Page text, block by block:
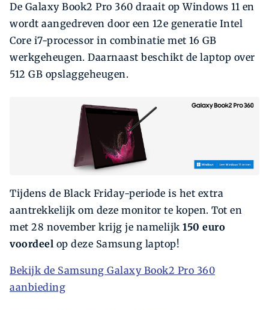
De Galaxy Book2 Pro 360 draait op Windows 11 en
wordt aangedreven door een 12e generatie Intel
Core i7-processor in combinatie met 16 GB
werkgeheugen. Daarnaast beschikt de laptop over
512 GB opslaggeheugen.
Tijdens de Black Friday-periode is het extra
aantrekkelijk om deze monitor te kopen. Tot en
met 28 november krijg je namelijk 150 euro
voordeel op deze Samsung laptop!
Bekijk de Samsung Galaxy Book2 Pro 360
aanbieding